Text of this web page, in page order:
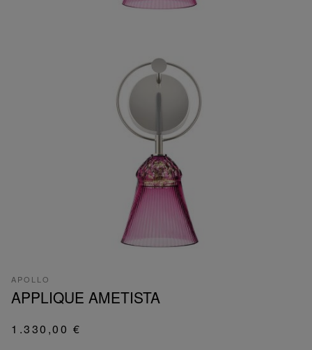
APOLLO
APPLIQUE AMETISTA
1.330,00 €